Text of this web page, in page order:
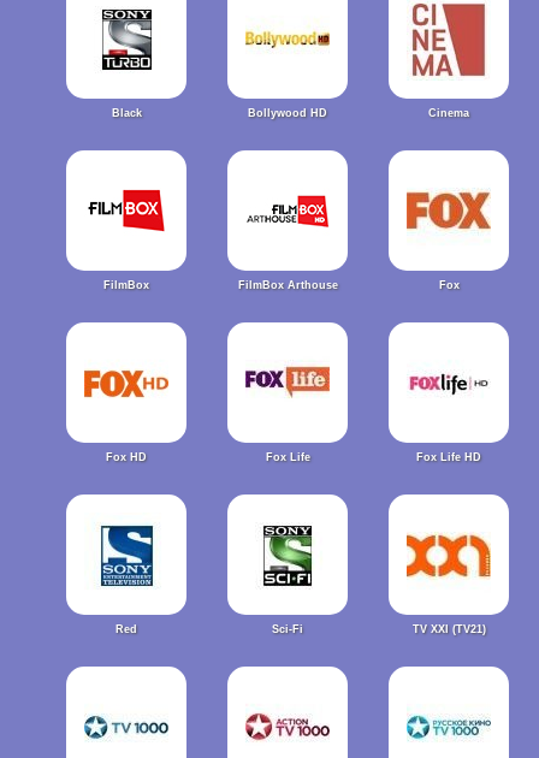
Black Bollywood HD Cinema
FilmBox FilmBox Arthouse Fox
Fox HD Fox Life Fox Life HD
Red Sci-Fi TV XXI (TV21)